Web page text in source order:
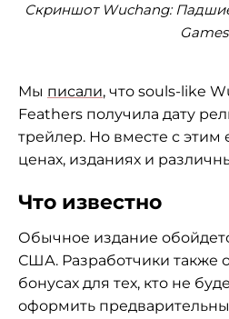
Скриншот Wuchang:
Games
Мы писали, что souls-like
Feathers получила дату
трейлер. Но вместе с
ценах, изданиях и
Что известно
Обычное издание
США. Разработчики также
бонусах для тех, кто не
оформить